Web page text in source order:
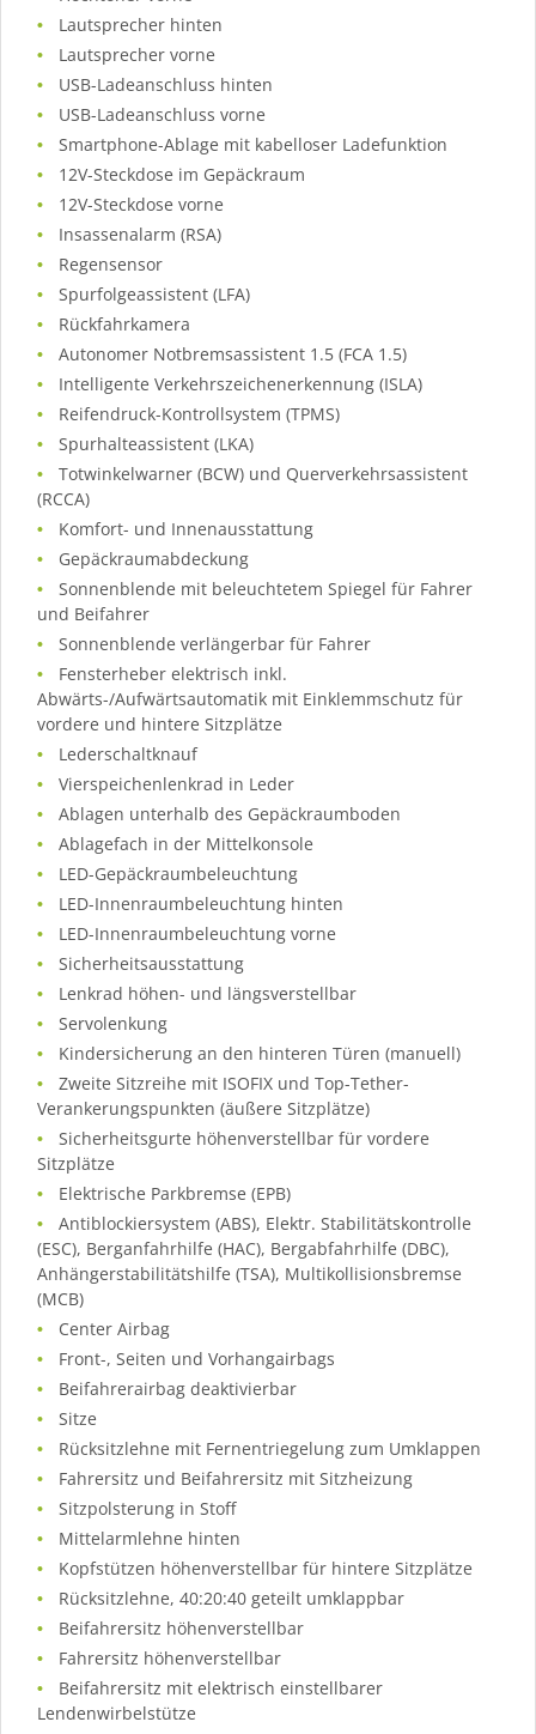
Lautsprecher hinten
Lautsprecher vorne
USB-Ladeanschluss hinten
USB-Ladeanschluss vorne
Smartphone-Ablage mit kabelloser Ladefunktion
12V-Steckdose im Gepäckraum
12V-Steckdose vorne
Insassenalarm (RSA)
Regensensor
Spurfolgeassistent (LFA)
Rückfahrkamera
Autonomer Notbremsassistent 1.5 (FCA 1.5)
Intelligente Verkehrszeichenerkennung (ISLA)
Reifendruck-Kontrollsystem (TPMS)
Spurhalteassistent (LKA)
Totwinkelwarner (BCW) und Querverkehrsassistent
(RCCA)
Komfort- und Innenausstattung
Gepäckraumabdeckung
Sonnenblende mit beleuchtetem Spiegel für Fahrer
und Beifahrer
Sonnenblende verlängerbar für Fahrer
Fensterheber elektrisch inkl.
Abwärts-/Aufwärtsautomatik mit Einklemmschutz für
vordere und hintere Sitzplätze
Lederschaltknauf
Vierspeichenlenkrad in Leder
Ablagen unterhalb des Gepäckraumboden
Ablagefach in der Mittelkonsole
LED-Gepäckraumbeleuchtung
LED-Innenraumbeleuchtung hinten
LED-Innenraumbeleuchtung vorne
Sicherheitsausstattung
Lenkrad höhen- und längsverstellbar
Servolenkung
Kindersicherung an den hinteren Türen (manuell)
Zweite Sitzreihe mit ISOFIX und Top-Tether-
Verankerungspunkten (äußere Sitzplätze)
Sicherheitsgurte höhenverstellbar für vordere
Sitzplätze
Elektrische Parkbremse (EPB)
Antiblockiersystem (ABS), Elektr. Stabilitätskontrolle
(ESC), Berganfahrhilfe (HAC), Bergabfahrhilfe (DBC),
Anhängerstabilitätshilfe (TSA), Multikollisionsbremse
(MCB)
Center Airbag
Front-, Seiten und Vorhangairbags
Beifahrerairbag deaktivierbar
Sitze
Rücksitzlehne mit Fernentriegelung zum Umklappen
Fahrersitz und Beifahrersitz mit Sitzheizung
Sitzpolsterung in Stoff
Mittelarmlehne hinten
Kopfstützen höhenverstellbar für hintere Sitzplätze
Rücksitzlehne, 40:20:40 geteilt umklappbar
Beifahrersitz höhenverstellbar
Fahrersitz höhenverstellbar
Beifahrersitz mit elektrisch einstellbarer
Lendenwirbelstütze